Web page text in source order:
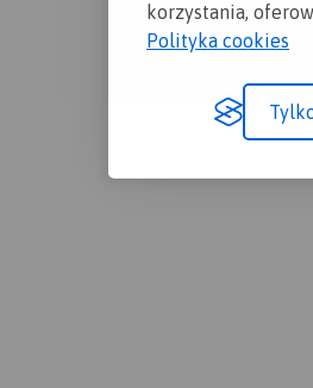
korzystania,
Polityka cookies